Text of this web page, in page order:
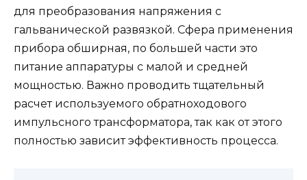
для преобразования напряжения с
гальванической развязкой. Сфера применения
прибора обширная, по большей части это
питание аппаратуры с малой и средней
мощностью. Важно проводить тщательный
расчет используемого обратноходового
импульсного трансформатора, так как от этого
полностью зависит эффективность процесса.